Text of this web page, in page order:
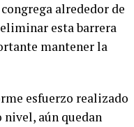
alrededor de
esta barrera
mantener la
esfuerzo realizado
aún quedan